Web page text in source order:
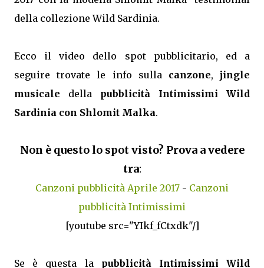
della collezione Wild Sardinia.
Ecco il video dello spot pubblicitario, ed a
seguire trovate le info sulla canzone,jingle
musicale della pubblicità Intimissimi Wild
Sardinia con Shlomit Malka.
Non è questo lo spot visto? Prova a vedere
tra:
Canzoni pubblicità Aprile 2017 - Canzoni
pubblicità Intimissimi
[youtube src="YIkf_fCtxdk"/]
Se è questa la pubblicità Intimissimi Wild